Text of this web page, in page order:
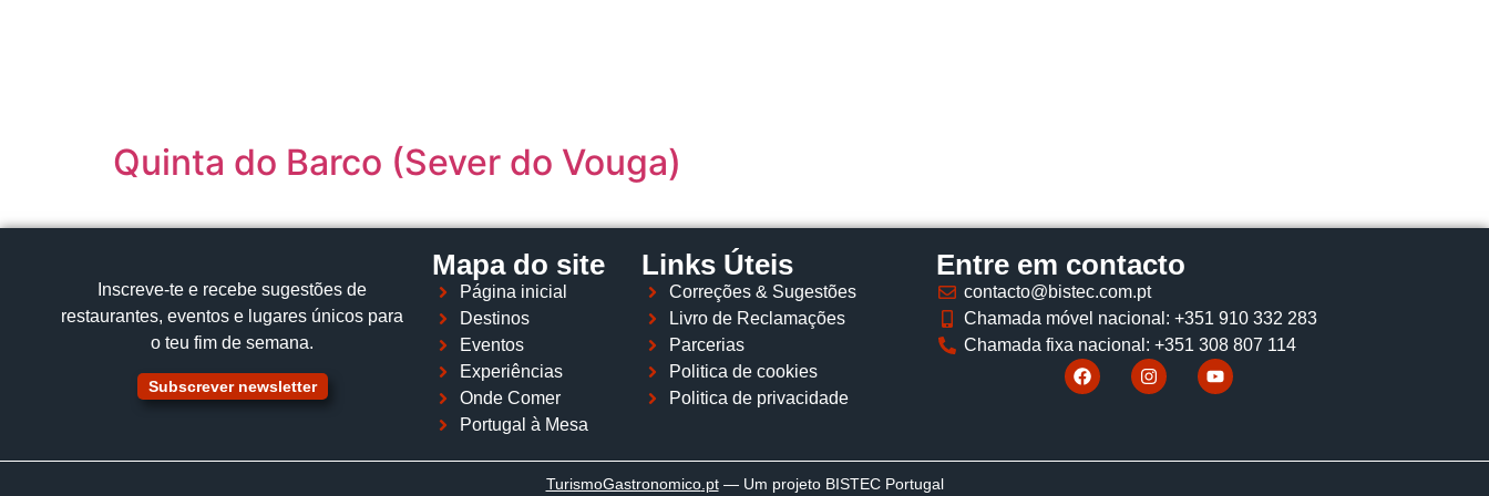
Quinta do Barco (Sever do Vouga)
Inscreve‑te e recebe sugestões de
restaurantes, eventos e lugares únicos para
o teu fim de semana.
Subscrever newsletter
Mapa do site
Página inicial
Destinos
Eventos
Experiências
Onde Comer
Portugal à Mesa
Links Úteis
Correções & Sugestões
Livro de Reclamações
Parcerias
Politica de cookies
Politica de privacidade
Entre em contacto
contacto@bistec.com.pt
Chamada móvel nacional: +351 910 332 283
Chamada fixa nacional: +351 308 807 114
TurismoGastronomico.pt— Um projeto BISTEC Portugal